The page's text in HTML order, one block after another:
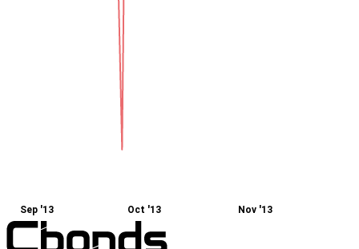
Sep '13 Oct '13 Nov '13